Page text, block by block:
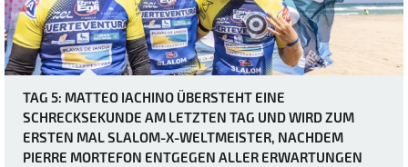
TAG 5: MATTEO IACHINO ÜBERSTEHT EINE
SCHRECKSEKUNDE AM LETZTEN TAG UND WIRD ZUM
ERSTEN MAL SLALOM-X-WELTMEISTER, NACHDEM
PIERRE MORTEFON ENTGEGEN ALLER ERWARTUNGEN